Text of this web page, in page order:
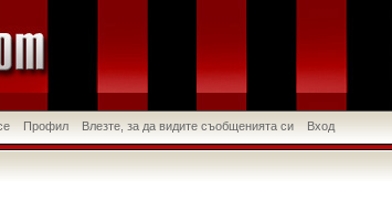
Профил Влезте, за да видите съобщенията си Вход